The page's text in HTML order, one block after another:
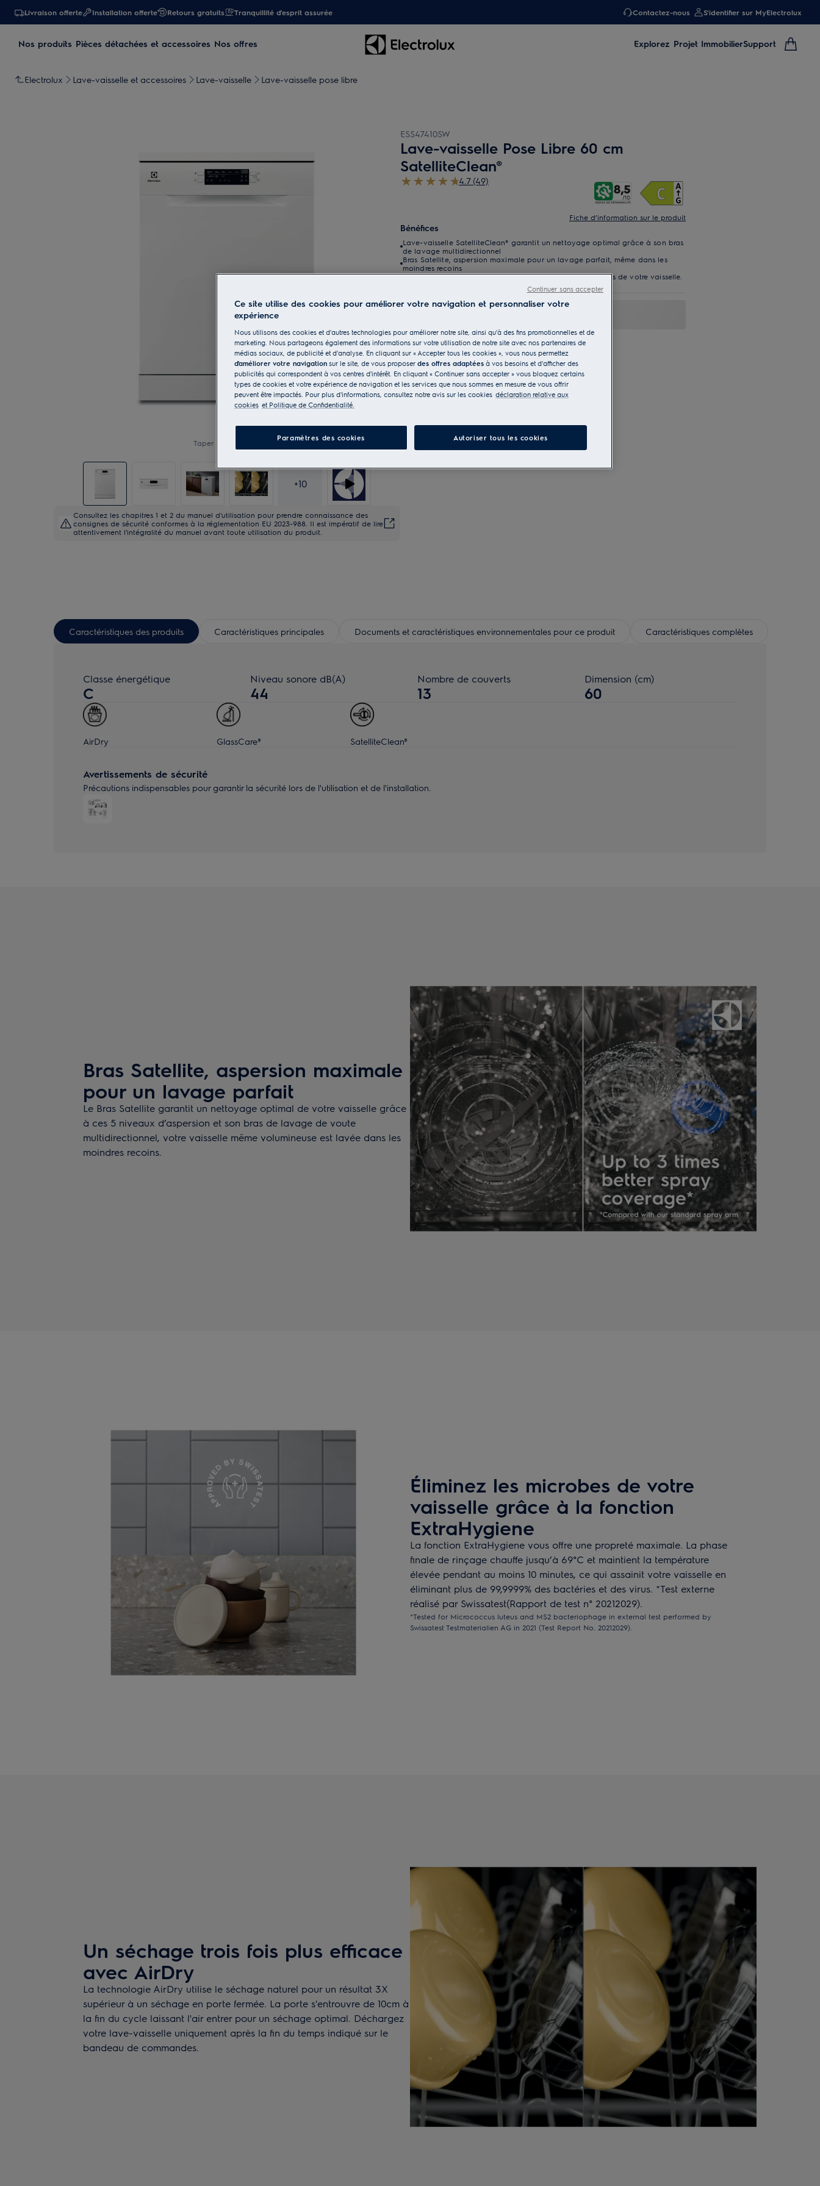
Livraison offerte Installation offerte Retours gratuits Tranquillité d'esprit assurée Contactez-nous S'identifier sur MyElectrolux
Nos produits Pièces détachées et accessoires Nos offres Explorez Projet ImmobilierSupport
Electrolux Lave-vaisselle et accessoires Lave-vaisselle Lave-vaisselle pose libre
Taper pour zoomer
+10
Consultez les chapitres 1 et 2 du manuel d'utilisation pour prendre connaissance des
consignes de sécurité conformes à la réglementation EU 2023-988. Il est impératif de lire
attentivement l'intégralité du manuel avant toute utilisation du produit.
ESS47410SW
Lave-vaisselle Pose Libre 60 cm
SatelliteClean®
4.7 (49)
Fiche d’information sur le produit
Bénéfices
Lave-vaisselle SatelliteClean® garantit un nettoyage optimal grâce à son bras
de lavage multidirectionnel
Bras Satellite, aspersion maximale pour un lavage parfait, même dans les
moindres recoins
La fonction ExtraHygiene élimine presque tous les microbes de votre vaisselle.
Caractéristiques des produits Caractéristiques principales Documents et caractéristiques environnementales pour ce produit Caractéristiques complètes
Classe énergétique
C
Niveau sonore dB(A)
44
Nombre de couverts
13
Dimension (cm)
60
AirDry GlassCare® SatelliteClean®
Avertissements de sécurité
Précautions indispensables pour garantir la sécurité lors de l'utilisation et de l'installation.
Bras Satellite, aspersion maximale
pour un lavage parfait
Le Bras Satellite garantit un nettoyage optimal de votre vaisselle grâce
à ces 5 niveaux d’aspersion et son bras de lavage de voute
multidirectionnel, votre vaisselle même volumineuse est lavée dans les
moindres recoins.
Éliminez les microbes de votre
vaisselle grâce à la fonction
ExtraHygiene
La fonction ExtraHygiene vous offre une propreté maximale. La phase
finale de rinçage chauffe jusqu’à 69°C et maintient la température
élevée pendant au moins 10 minutes, ce qui assainit votre vaisselle en
éliminant plus de 99,9999% des bactéries et des virus. *Test externe
réalisé par Swissatest(Rapport de test n° 20212029).
*Tested for Micrococcus luteus and MS2 bacteriophage in external test performed by
Swissatest Testmaterialien AG in 2021 (Test Report No. 20212029).
Un séchage trois fois plus efficace
avec AirDry
La technologie AirDry utilise le séchage naturel pour un résultat 3X
supérieur à un séchage en porte fermée. La porte s'entrouvre de 10cm à
la fin du cycle laissant l'air entrer pour un séchage optimal. Déchargez
votre lave-vaisselle uniquement après la fin du temps indiqué sur le
bandeau de commandes.
Ce site utilise des cookies pour améliorer votre navigation et personnaliser votre
expérience
Nous utilisons des cookies et d'autres technologies pour améliorer notre site, ainsi qu'à des fins promotionnelles et de
marketing. Nous partageons également des informations sur votre utilisation de notre site avec nos partenaires de
médias sociaux, de publicité et d'analyse. En cliquant sur « Accepter tous les cookies », vous nous permettez
d'améliorer votre navigation sur le site, de vous proposer des offres adaptées à vos besoins et d'afficher des
publicités qui correspondent à vos centres d'intérêt. En cliquant « Continuer sans accepter » vous bloquez certains
types de cookies et votre expérience de navigation et les services que nous sommes en mesure de vous offrir
peuvent être impactés. Pour plus d'informations, consultez notre avis sur les cookies déclaration relative aux
cookies et Politique de Confidentialité.
Paramètres des cookies Autoriser tous les cookies
Continuer sans accepter